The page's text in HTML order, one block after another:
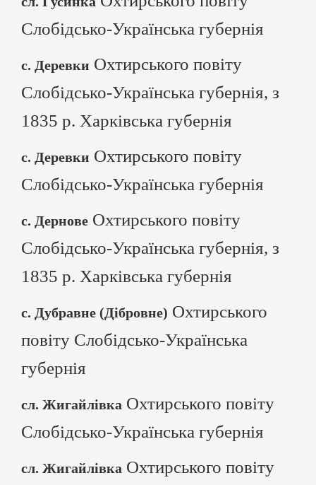
Слобідсько-Українська губернія
с. Деревки Охтирського повіту
Слобідсько-Українська губернія, з
1835 р. Харківська губернія
с. Деревки Охтирського повіту
Слобідсько-Українська губернія
с. Дернове Охтирського повіту
Слобідсько-Українська губернія, з
1835 р. Харківська губернія
с. Дубравне (Дібровне) Охтирського
повіту Слобідсько-Українська
губернія
сл. Жигайлівка Охтирського повіту
Слобідсько-Українська губернія
сл. Жигайлівка Охтирського повіту